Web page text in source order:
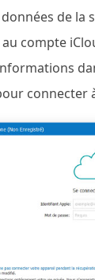
de la
compte
connecter